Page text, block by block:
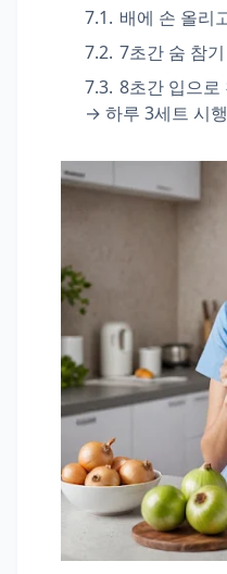
배에 손 올리
7초간 숨 참기
8초간 입으로
→ 하루 3세트 시